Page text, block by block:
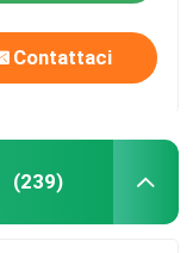
Contattaci
(239)